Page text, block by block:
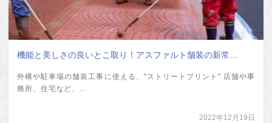
機能と美しさの良いとこ取り！アスファルト舗装の新常…
外構や駐車場の舗装工事に使える、"ストリートプリント" 店舗や事
務所、住宅など、...
2022年12月19日